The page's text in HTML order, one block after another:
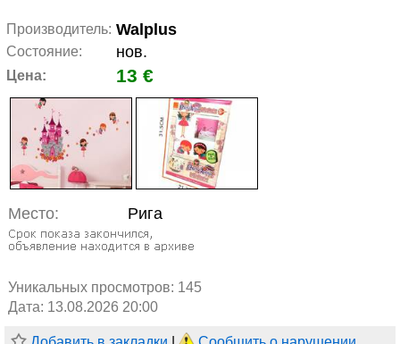
Производитель: Walplus
Состояние: нов.
Цена: 13 €
Место: Рига
Уникальных просмотров: 145
Дата: 13.08.2026 20:00